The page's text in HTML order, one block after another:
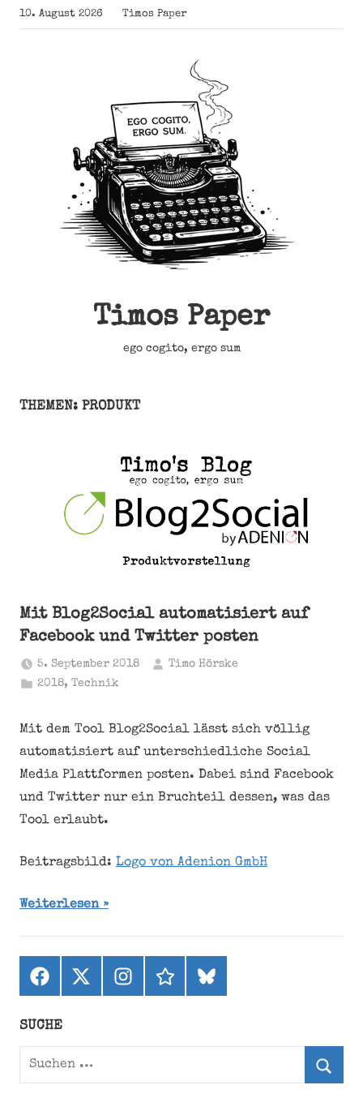
Zum
Inhalt
10. August 2026 Timos Paper
Timos Paper
ego cogito, ergo sum
THEMEN: PRODUKT
Mit Blog2Social automatisiert auf
Facebook und Twitter posten
5. September 2018
Timo Hörske
2018,Technik
Mit dem Tool Blog2Social lässt sich völlig
automatisiert auf unterschiedliche Social
Media Plattformen posten. Dabei sind Facebook
und Twitter nur ein Bruchteil dessen, was das
Tool erlaubt.
Beitragsbild: Logo von Adenion GmbH
Weiterlesen
Facebook
X
(ehemals
Instagramthreadsbluesky
SUCHE
Suchen